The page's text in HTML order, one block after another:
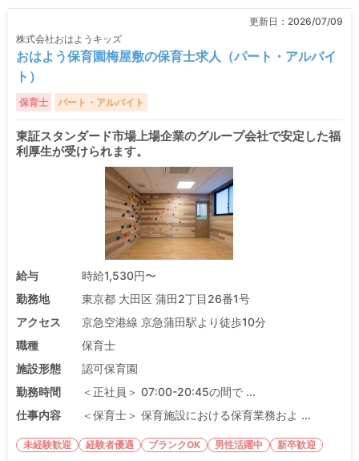
更新日： 2026/07/09
株式会社おはようキッズ
おはよう保育園梅屋敷の保育士求人（パート・アルバイ
ト）
保育士 パート・アルバイト
東証スタンダード市場上場企業のグループ会社で安定した福
利厚生が受けられます。
給与
時給1,530円〜
勤務地
東京都 大田区 蒲田2丁目26番1号
アクセス
京急空港線 京急蒲田駅より徒歩10分
職種
保育士
施設形態
認可保育園
勤務時間
＜正社員＞ 07:00-20:45の間で ...
仕事内容
＜保育士＞ 保育施設における保育業務およ ...
未経験歓迎 経験者優遇 ブランクOK 男性活躍中
新卒歓迎